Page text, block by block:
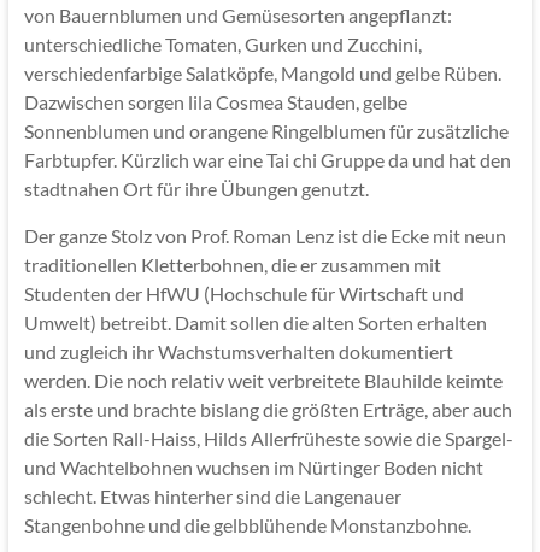
von Bauernblumen und Gemüsesorten angepflanzt:
unterschiedliche Tomaten, Gurken und Zucchini,
verschiedenfarbige Salatköpfe, Mangold und gelbe Rüben.
Dazwischen sorgen lila Cosmea Stauden, gelbe
Sonnenblumen und orangene Ringelblumen für zusätzliche
Farbtupfer. Kürzlich war eine Tai chi Gruppe da und hat den
stadtnahen Ort für ihre Übungen genutzt.
Der ganze Stolz von Prof. Roman Lenz ist die Ecke mit neun
traditionellen Kletterbohnen, die er zusammen mit
Studenten der HfWU (Hochschule für Wirtschaft und
Umwelt) betreibt. Damit sollen die alten Sorten erhalten
und zugleich ihr Wachstumsverhalten dokumentiert
werden. Die noch relativ weit verbreitete Blauhilde keimte
als erste und brachte bislang die größten Erträge, aber auch
die Sorten Rall-Haiss, Hilds Allerfrüheste sowie die Spargel-
und Wachtelbohnen wuchsen im Nürtinger Boden nicht
schlecht. Etwas hinterher sind die Langenauer
Stangenbohne und die gelbblühende Monstanzbohne.